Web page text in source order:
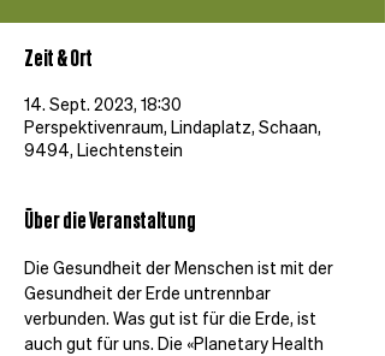
Zeit & Ort
14. Sept. 2023, 18:30
Perspektivenraum, Lindaplatz, Schaan,
9494, Liechtenstein
Über die Veranstaltung
Die Gesundheit der Menschen ist mit der
Gesundheit der Erde untrennbar
verbunden. Was gut ist für die Erde, ist
auch gut für uns. Die «Planetary Health